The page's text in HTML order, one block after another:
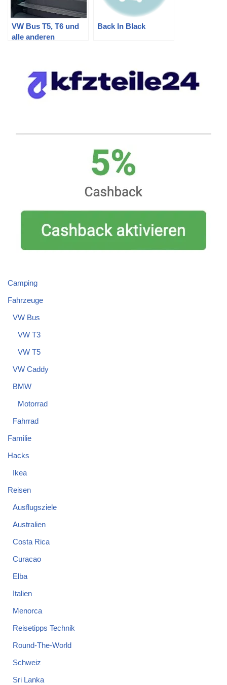
VW Bus T5, T6 und
alle anderen
Back In Black
Camping
Fahrzeuge
VW Bus
VW T3
VW T5
VW Caddy
BMW
Motorrad
Fahrrad
Familie
Hacks
Ikea
Reisen
Ausflugsziele
Australien
Costa Rica
Curacao
Elba
Italien
Menorca
Reisetipps Technik
Round-The-World
Schweiz
Sri Lanka